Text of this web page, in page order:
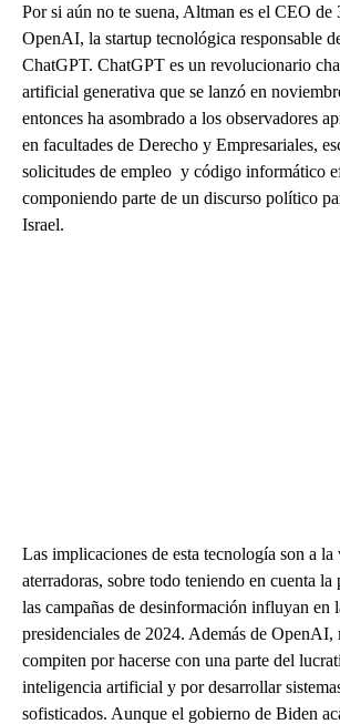
Por si aún no te suena, Altman es el CEO de
OpenAI, la startup tecnológica responsable
ChatGPT. ChatGPT es un revolucionario
artificial generativa que se lanzó en
entonces ha asombrado a los observadores
en facultades de Derecho y Empresariales,
solicitudes de empleo y código informático
componiendo parte de un discurso político
Israel.
Las implicaciones de esta tecnología son a la
aterradoras, sobre todo teniendo en cuenta
las campañas de desinformación influyan en
presidenciales de 2024. Además de OpenAI,
compiten por hacerse con una parte del
inteligencia artificial y por desarrollar
sofisticados. Aunque el gobierno de Biden